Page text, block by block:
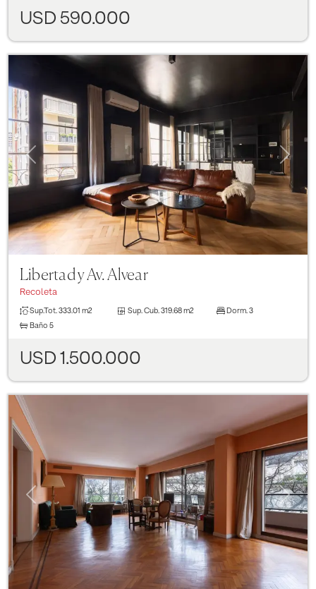
USD 590.000
Previous Next
Libertad y Av. Alvear
Recoleta
Sup.Tot. 333.01 m2 Sup. Cub. 319.68 m2 Dorm. 3
Baño 5
USD 1.500.000
Previous Next